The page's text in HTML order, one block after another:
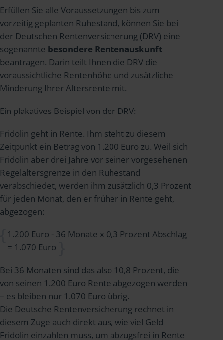
Erfüllen Sie alle Voraussetzungen bis zum
vorzeitig geplanten Ruhestand, können Sie bei
der Deutschen Rentenversicherung (DRV) eine
sogenannte besondere Rentenauskunft
beantragen. Darin teilt Ihnen die DRV die
voraussichtliche Rentenhöhe und zusätzliche
Minderung Ihrer Altersrente mit.
Ein plakatives Beispiel von der DRV:
Fridolin geht in Rente. Ihm steht zu diesem
Zeitpunkt ein Betrag von 1.200 Euro zu. Weil sich
Fridolin aber drei Jahre vor seiner vorgesehenen
Regelaltersgrenze in den Ruhestand
verabschiedet, werden ihm zusätzlich 0,3 Prozent
für jeden Monat, den er früher in Rente geht,
abgezogen:
1.200 Euro - 36 Monate x 0,3 Prozent Abschlag
= 1.070 Euro
Bei 36 Monaten sind das also 10,8 Prozent, die
von seinen 1.200 Euro Rente abgezogen werden
– es bleiben nur 1.070 Euro übrig.
Die Deutsche Rentenversicherung rechnet in
diesem Zuge auch direkt aus, wie viel Geld
Fridolin einzahlen muss, um abzugsfrei in Rente